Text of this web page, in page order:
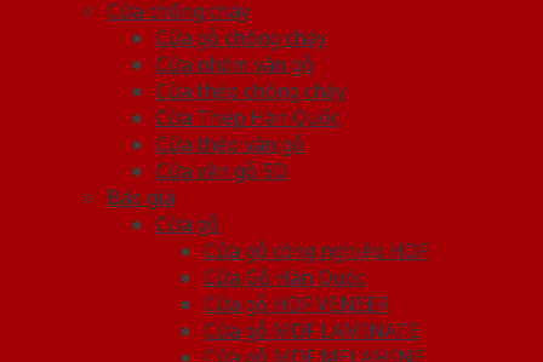
Cửa chống cháy
Cửa gỗ chống cháy
Cửa nhôm vân gỗ
Cửa thép chống cháy
Cửa Thép Hàn Quốc
Cửa thép vân gỗ
Cửa vân gỗ 5D
Báo giá
Cửa gỗ
Cửa gỗ công nghiệp HDF
Cửa Gỗ Hàn Quốc
Cửa gỗ HDF VENEER
Cửa gỗ MDF LAMINATE
Cửa gỗ MDF MELAMINE